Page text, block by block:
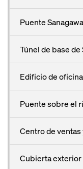
Puente Sanagawa
Túnel de base de
Edificio de
Puente sobre el
Centro de
Cubierta